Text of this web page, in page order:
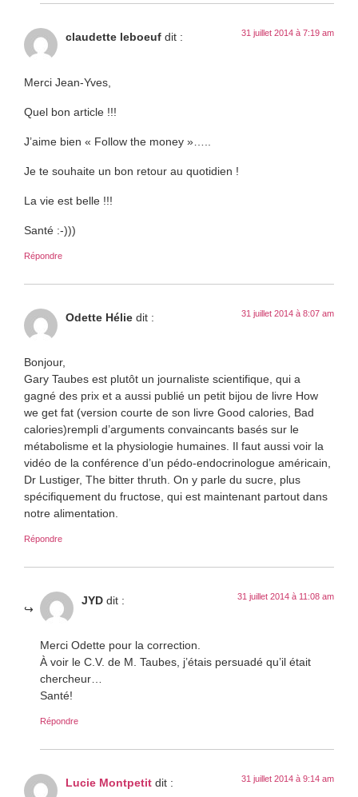
claudette leboeuf dit : 31 juillet 2014 à 7:19 am
Merci Jean-Yves,
Quel bon article !!!
J’aime bien « Follow the money »…..
Je te souhaite un bon retour au quotidien !
La vie est belle !!!
Santé :-)))
Répondre
Odette Hélie dit : 31 juillet 2014 à 8:07 am
Bonjour,
Gary Taubes est plutôt un journaliste scientifique, qui a
gagné des prix et a aussi publié un petit bijou de livre How
we get fat (version courte de son livre Good calories, Bad
calories)rempli d’arguments convaincants basés sur le
métabolisme et la physiologie humaines. Il faut aussi voir la
vidéo de la conférence d’un pédo-endocrinologue américain,
Dr Lustiger, The bitter thruth. On y parle du sucre, plus
spécifiquement du fructose, qui est maintenant partout dans
notre alimentation.
Répondre
JYD dit : 31 juillet 2014 à 11:08 am
Merci Odette pour la correction.
À voir le C.V. de M. Taubes, j’étais persuadé qu’il était
chercheur…
Santé!
Répondre
Lucie Montpetit dit : 31 juillet 2014 à 9:14 am